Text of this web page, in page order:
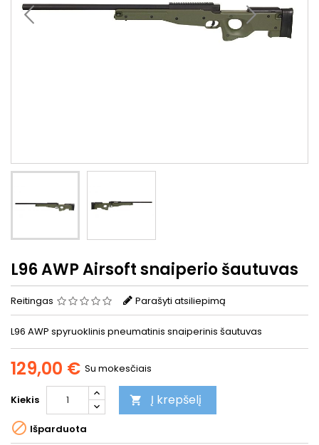
L96 AWP Airsoft snaiperio šautuvas
Reitingas Parašyti atsiliepimą
L96 AWP spyruoklinis pneumatinis snaiperinis šautuvas
129,00 € Su mokesčiais
Kiekis  Į krepšelį
 Išparduota